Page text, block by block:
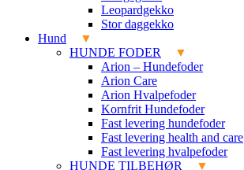
Leopardgekko
Stor daggekko
Hund
HUNDE FODER
Arion – Hundefoder
Arion Care
Arion Hvalpefoder
Kornfrit Hundefoder
Fast levering hundefoder
Fast levering health and care
Fast levering hvalpefoder
HUNDE TILBEHØR